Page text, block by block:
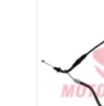
AÑADIR